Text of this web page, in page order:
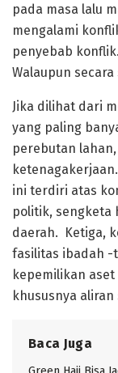
pada masa lalu
mengalami
penyebab
Walaupun
Jika dilihat dari
yang paling
perebutan
ini terdiri atas
politik, sengketa
daerah. Ketiga,
fasilitas ibadah -
kepemilikan
khususnya aliran
Baca Juga